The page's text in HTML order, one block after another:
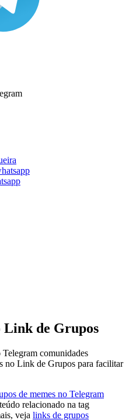
Link de Grupos
comunidades
no Link de Grupos para facilitar
de memes no Telegram
relacionado na tag
veja links de grupos